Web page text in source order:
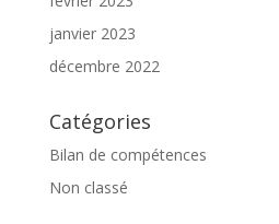
janvier 2023
décembre 2022
Catégories
Bilan de compétences
Non classé